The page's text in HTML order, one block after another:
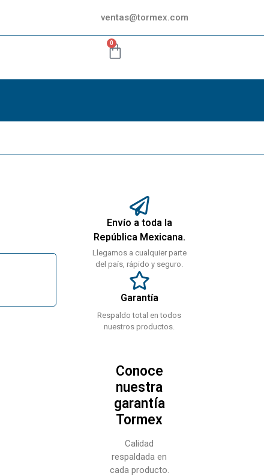
ventas@tormex.com
0
Envío a toda la
República Mexicana.
Llegamos a cualquier parte
del país, rápido y seguro.
Garantía
Respaldo total en todos
nuestros productos.
Conoce
nuestra
garantía
Tormex
Calidad
respaldada en
cada producto.